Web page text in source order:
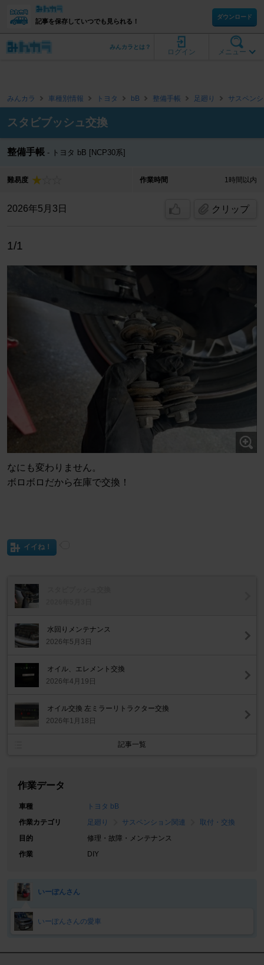
記事を保存していつでも見られる！
ダウンロード
メニュー
ログイン
みんカラとは？
みんカラ 車種別情報 トヨタ bB 整備手帳 足廻り サスペン
スタビブッシュ交換
整備手帳 トヨタ bB [NCP30系]
難易度 作業時間 1時間以内
2026年5月3日 クリップ
1/1
なにも変わりません。
ボロボロだから在庫で交換！
イイね！
水回りメンテナンス
2026年5月3日
オイル、エレメント交換
2026年4月19日
オイル交換 左ミラーリトラクター交換
2026年1月18日
記事一覧
作業データ
車種
トヨタ bB
作業カテゴリ
足廻り サスペンション関連
取付・交換
目的
修理・故障・メンテナンス
作業
DIY
いーぽんさん
いーぽんさんの愛車